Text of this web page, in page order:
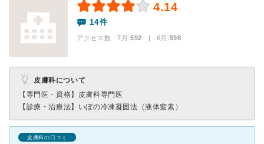
4.14
14件
アクセス数 7月:592 | 6月:598
皮膚科について
【専門医・資格】 皮膚科専門医
【診療・治療法】 いぼの冷凍凝固法（液体窒素）
皮膚科の口コミ